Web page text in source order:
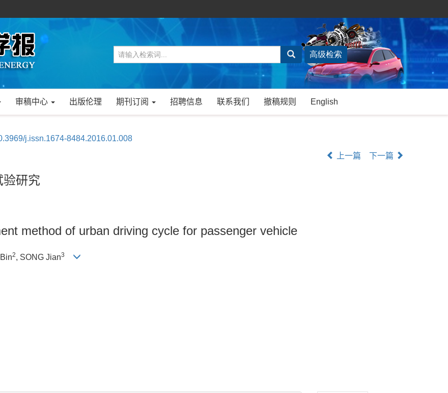
审稿中心 出版伦理 期刊订阅 招聘信息 联系我们 撤稿规则 English
j.issn.1674-8484.2016.01.008
上一篇 下一篇
验研究
method of urban driving cycle for passenger vehicle
2, SONG Jian3